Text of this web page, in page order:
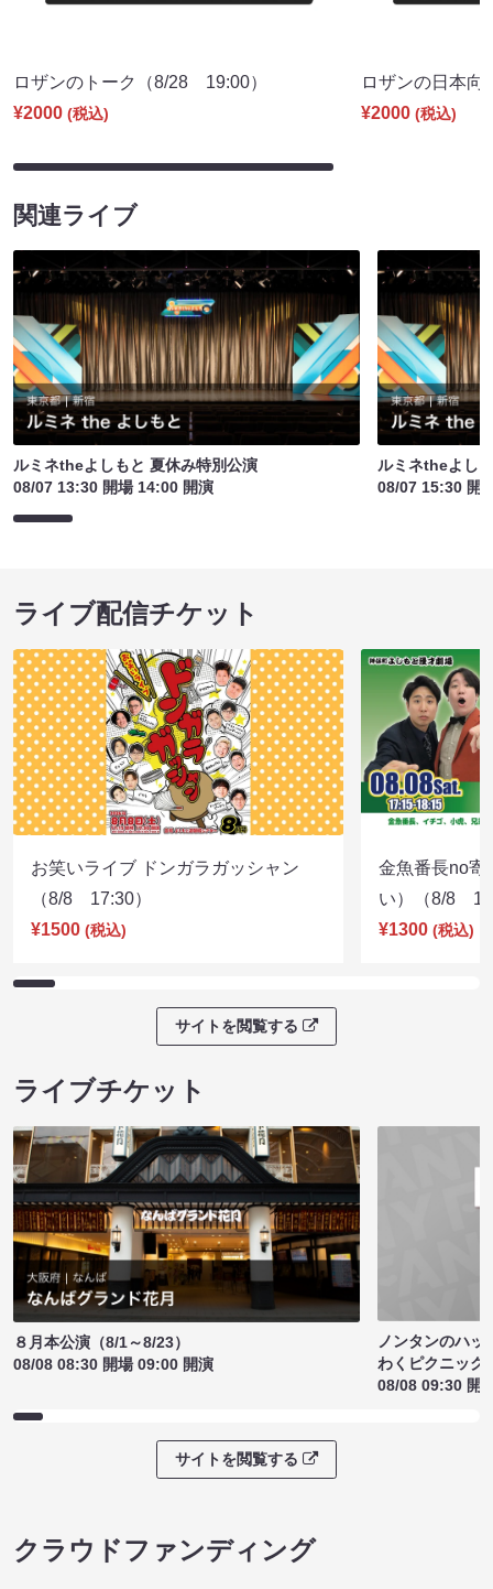
ロザンのトーク（8/28 19:00）
¥2000 (税込)
ロザンの日本
¥2000 (税込)
関連ライブ
ルミネtheよしもと 夏休み特別公演
08/07 13:30 開場 14:00 開演
ルミネtheよし
08/07 15:30 開
ライブ配信チケット
お笑いライブ ドンガラガッシャン
（8/8 17:30）
¥1500 (税込)
金魚番長no寄
い）（8/8
¥1300 (税込)
サイトを閲覧する
ライブチケット
８月本公演（8/1～8/23）
08/08 08:30 開場 09:00 開演
ノンタンのハッ
わくピクニック
08/08 09:30 開
サイトを閲覧する
クラウドファンディング